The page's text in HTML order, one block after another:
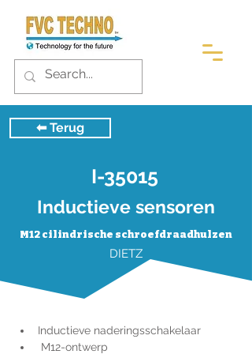
⬅︎ Terug
I-35015
Inductieve sensoren
M12 cilindrische schroefdraadhulzen
DIETZ
Inductieve naderingsschakelaar
M12-ontwerp